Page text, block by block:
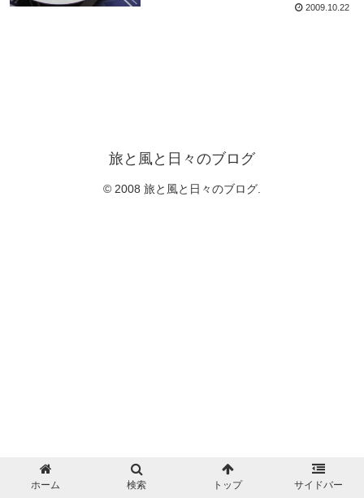
2009.10.22
旅と風と日々のブログ
© 2008 旅と風と日々のブログ.
ホーム 検索 トップ サイドバー